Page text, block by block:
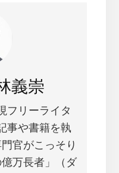
義崇
フリーライタ
事や書籍を執
官がこっそり
万長者」（ダ